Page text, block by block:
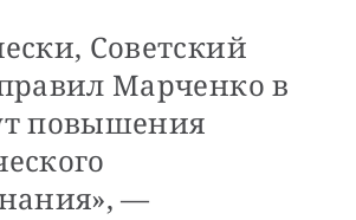
Советский
Марченко в
повышения
—